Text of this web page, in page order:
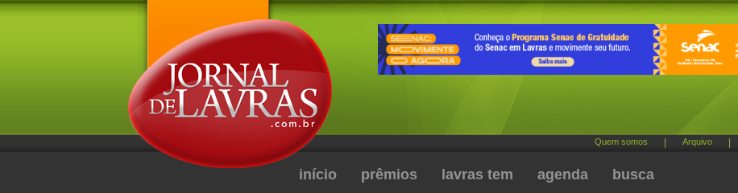
Quem somos Arquivo
início prêmios lavras tem agenda busca